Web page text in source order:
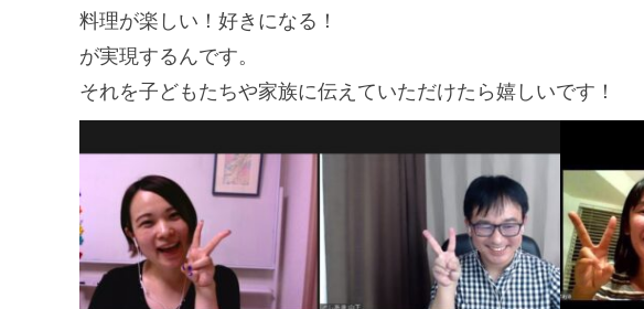
料理が楽しい！好きになる！
が実現するんです。
それを子どもたちや家族に伝えていただけたら嬉しいです！